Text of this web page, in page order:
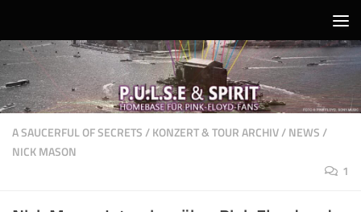
A SAUCERFUL OF SECRETS/KONZERT & TOUR ARCHIV/NEWS/
NICK MASON
1